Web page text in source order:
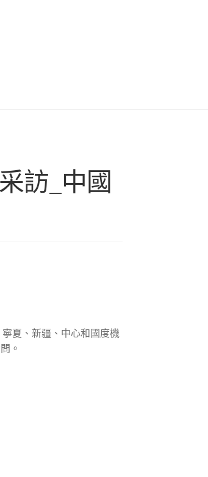
訪_中國
夏、新疆、中心和國度機
。